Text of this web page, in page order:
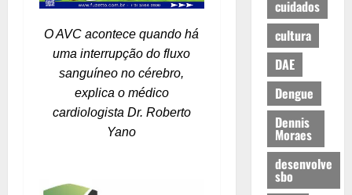
O AVC acontece quando há
uma interrupção do fluxo
sanguíneo no cérebro,
explica o médico
cardiologista Dr. Roberto
Yano
cuidados
cultura
DAE
Dengue
Dennis
Moraes
desenvolve
sbo